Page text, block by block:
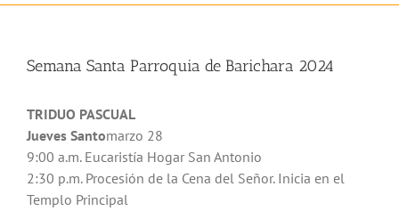
Semana Santa Parroquia de Barichara 2024
TRIDUO PASCUAL
Jueves Santomarzo 28
9:00 a.m. Eucaristía Hogar San Antonio
2:30 p.m. Procesión de la Cena del Señor. Inicia en el
Templo Principal